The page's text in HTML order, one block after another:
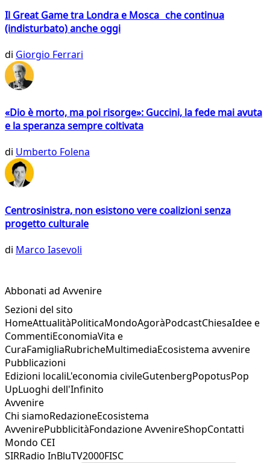
Il Great Game tra Londra e Mosca che continua
(indisturbato) anche oggi
di Giorgio Ferrari
«Dio è morto, ma poi risorge»: Guccini, la fede mai avuta
e la speranza sempre coltivata
di Umberto Folena
Centrosinistra, non esistono vere coalizioni senza
progetto culturale
di Marco Iasevoli
Abbonati ad Avvenire
Sezioni del sito
HomeAttualitàPoliticaMondoAgoràPodcastChiesaIdee e
CommentiEconomiaVita e
CuraFamigliaRubricheMultimediaEcosistema avvenire
Pubblicazioni
Edizioni localiL'economia civileGutenbergPopotusPop
UpLuoghi dell'Infinito
Avvenire
Chi siamoRedazioneEcosistema
AvvenirePubblicitàFondazione AvvenireShopContatti
Mondo CEI
SIRRadio InBluTV2000FISC